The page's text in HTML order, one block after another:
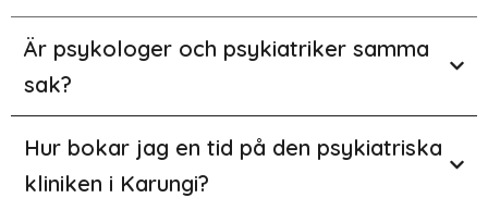
Är psykologer och psykiatriker samma
sak?
Hur bokar jag en tid på den psykiatriska
kliniken i Karungi?